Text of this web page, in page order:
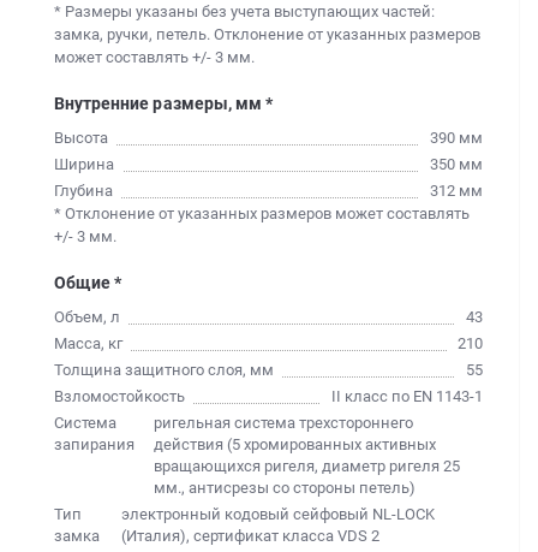
* Размеры указаны без учета выступающих частей:
замка, ручки, петель. Отклонение от указанных размеров
может составлять +/- 3 мм.
Внутренние размеры, мм *
Высота
390 мм
Ширина
350 мм
Глубина
312 мм
* Отклонение от указанных размеров может составлять
+/- 3 мм.
Общие *
Объем, л
43
Масса, кг
210
Толщина защитного слоя, мм
55
Взломостойкость
II класс по EN 1143-1
Система
запирания
ригельная система трехстороннего
действия (5 хромированных активных
вращающихся ригеля, диаметр ригеля 25
мм., антисрезы со стороны петель)
Тип
замка
электронный кодовый сейфовый NL-LOCK
(Италия), сертификат класса VDS 2